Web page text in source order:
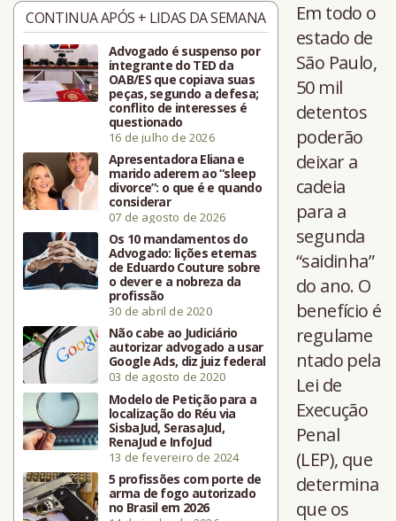
CONTINUA APÓS + LIDAS DA SEMANA
Advogado é suspenso por
integrante do TED da
OAB/ES que copiava suas
peças, segundo a defesa;
conflito de interesses é
questionado
16 de julho de 2026
Apresentadora Eliana e
marido aderem ao “sleep
divorce”: o que é e quando
considerar
07 de agosto de 2026
Os 10 mandamentos do
Advogado: lições eternas
de Eduardo Couture sobre
o dever e a nobreza da
profissão
30 de abril de 2020
Não cabe ao Judiciário
autorizar advogado a usar
Google Ads, diz juiz federal
03 de agosto de 2020
Modelo de Petição para a
localização do Réu via
SisbaJud, SerasaJud,
RenaJud e InfoJud
13 de fevereiro de 2024
5 profissões com porte de
arma de fogo autorizado
no Brasil em 2026
Em todo o
estado de
São Paulo,
50 mil
detentos
poderão
deixar a
cadeia
para a
segunda
“saidinha”
do ano. O
benefício é
regulame
ntado pela
Lei de
Execução
Penal
(LEP), que
determina
que os